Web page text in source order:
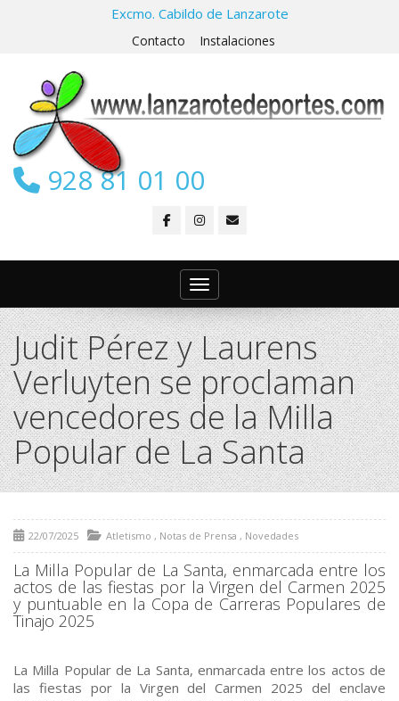
Excmo. Cabildo de Lanzarote
Contacto Instalaciones
928 81 01 00
Toggle navigation
Judit Pérez y Laurens
Verluyten se proclaman
vencedores de la Milla
Popular de La Santa
22/07/2025 Atletismo , Notas de Prensa , Novedades
La Milla Popular de La Santa, enmarcada entre los
actos de las fiestas por la Virgen del Carmen 2025
y puntuable en la Copa de Carreras Populares de
Tinajo 2025
La Milla Popular de La Santa, enmarcada entre los actos de
las fiestas por la Virgen del Carmen 2025 del enclave